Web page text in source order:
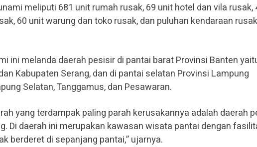
meliputi 681 unit rumah rusak, 69 unit hotel dan vila rusak,
60 unit warung dan toko rusak, dan puluhan kendaraan
ini melanda daerah pesisir di pantai barat Provinsi Banten
Kabupaten Serang, dan di pantai selatan Provinsi Lampung
Selatan, Tanggamus, dan Pesawaran.
yang terdampak paling parah kerusakannya adalah daerah
Di daerah ini merupakan kawasan wisata pantai dengan
berderet di sepanjang pantai,” ujarnya.